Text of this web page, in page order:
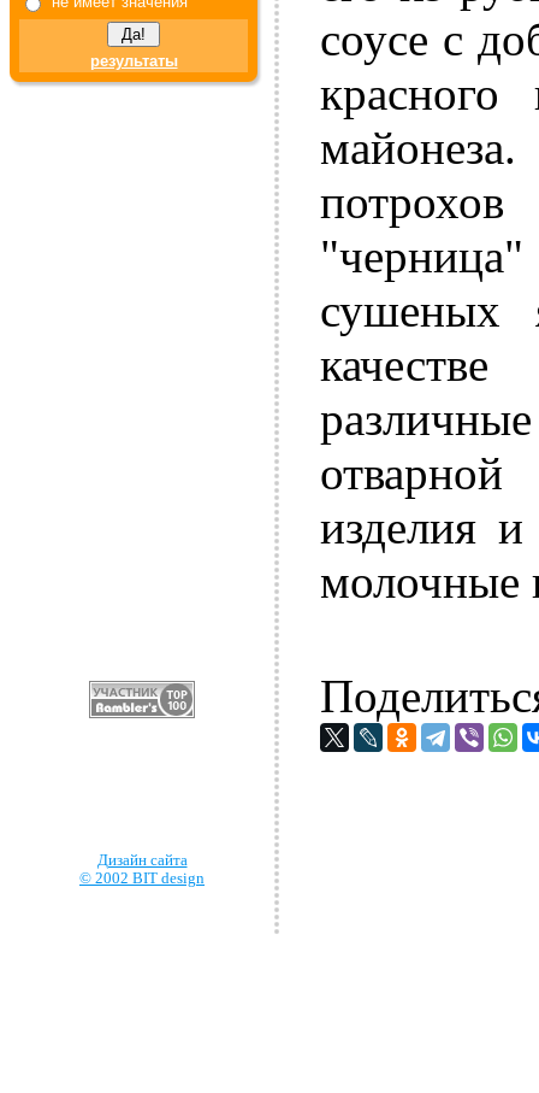
результаты
соусе с
сушеных
изделия
молочные
Дизайн сайта
© 2002 BIT design